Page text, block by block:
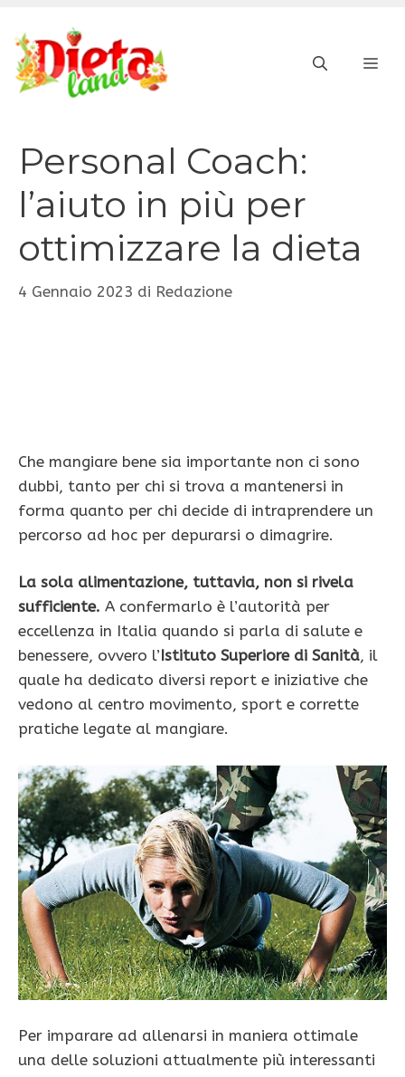
contenuto
Personal Coach:
l’aiuto in più per
ottimizzare la dieta
4 Gennaio 2023 di Redazione
Che mangiare bene sia importante non ci sono
dubbi, tanto per chi si trova a mantenersi in
forma quanto per chi decide di intraprendere un
percorso ad hoc per depurarsi o dimagrire.
La sola alimentazione, tuttavia, non si rivela
sufficiente. A confermarlo è l’autorità per
eccellenza in Italia quando si parla di salute e
benessere, ovvero l’Istituto Superiore di Sanità, il
quale ha dedicato diversi report e iniziative che
vedono al centro movimento, sport e corrette
pratiche legate al mangiare.
Per imparare ad allenarsi in maniera ottimale
una delle soluzioni attualmente più interessanti